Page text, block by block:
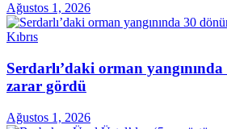
Ağustos 1, 2026
Kıbrıs
Serdarlı’daki orman
zarar gördü
Ağustos 1, 2026